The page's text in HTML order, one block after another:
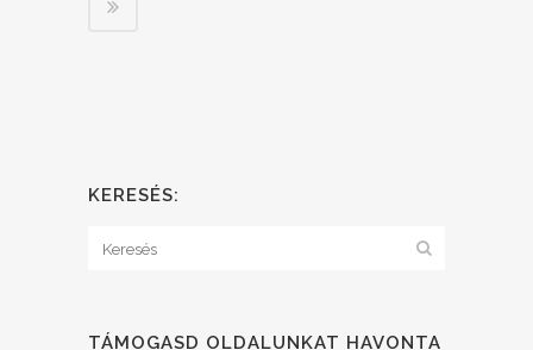
KERESÉS:
TÁMOGASD OLDALUNKAT HAVONTA